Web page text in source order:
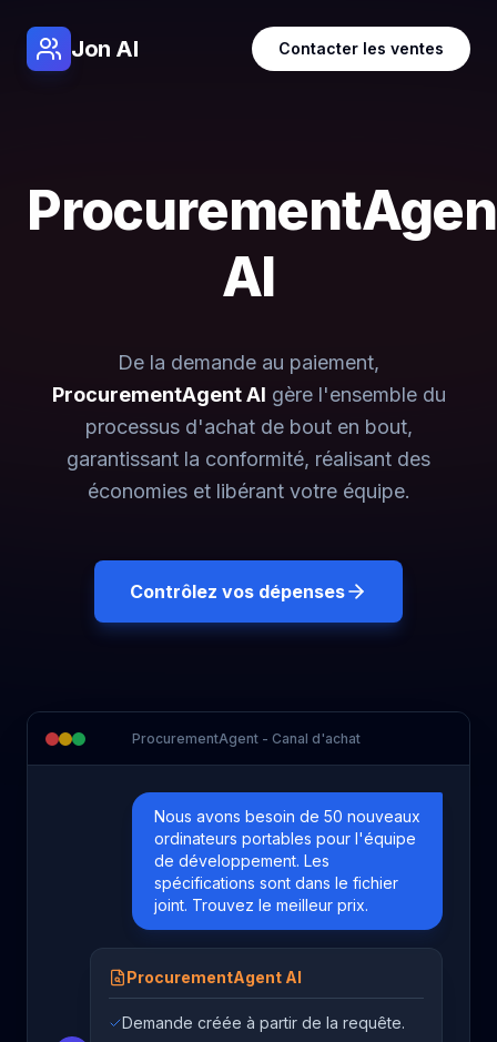
Jon AI Contacter les ventes
AI
De la demande au paiement,
ProcurementAgent AI gère l'ensemble du
processus d'achat de bout en bout,
garantissant la conformité, réalisant des
économies et libérant votre équipe.
Contrôlez vos dépenses
ProcurementAgent - Canal d'achat
Nous avons besoin de 50 nouveaux
ordinateurs portables pour l'équipe
de développement. Les
spécifications sont dans le fichier
joint. Trouvez le meilleur prix.
ProcurementAgent AI
Demande créée à partir de la requête.